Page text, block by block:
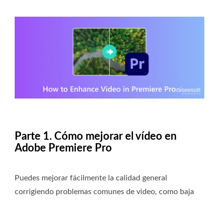
Parte 1. Cómo mejorar el vídeo en
Adobe Premiere Pro
Puedes mejorar fácilmente la calidad general
corrigiendo problemas comunes de video, como baja